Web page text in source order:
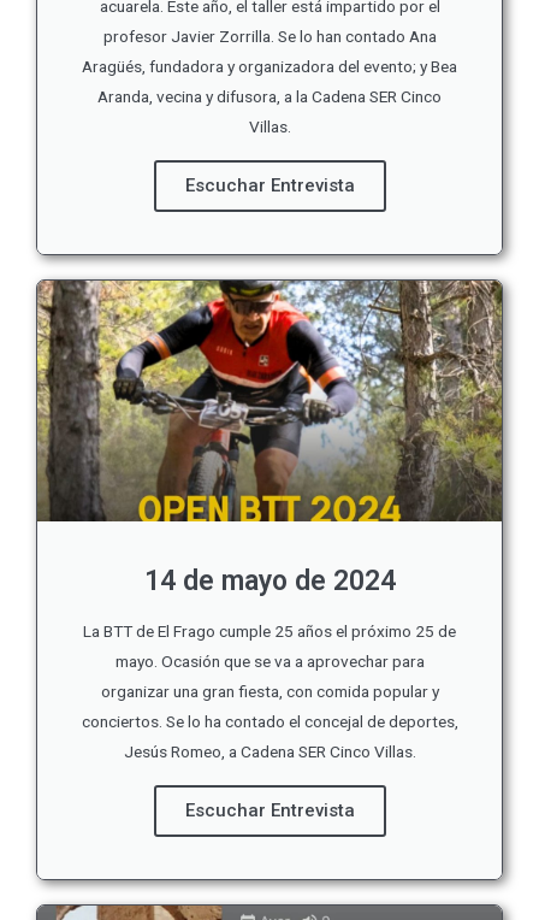
acuarela. Este año, el taller está impartido por el
profesor Javier Zorrilla. Se lo han contado Ana
Aragüés, fundadora y organizadora del evento; y Bea
Aranda, vecina y difusora, a la Cadena SER Cinco
Villas.
Escuchar Entrevista
14 de mayo de 2024
La BTT de El Frago cumple 25 años el próximo 25 de
mayo. Ocasión que se va a aprovechar para
organizar una gran fiesta, con comida popular y
conciertos. Se lo ha contado el concejal de deportes,
Jesús Romeo, a Cadena SER Cinco Villas.
Escuchar Entrevista